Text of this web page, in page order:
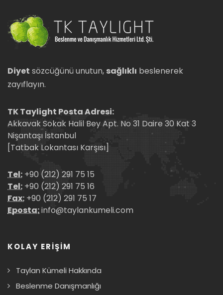
Diyet sözcüğünü unutun, sağlıklı beslenerek
zayıflayın.
TK Taylight Posta Adresi:
Akkavak Sokak Halil Bey Apt. No 31 Daire 30 Kat 3
Nişantaşı İstanbul
[Tatbak Lokantası Karşısı]
Tel: +90 (212) 291 75 15
Tel: +90 (212) 291 75 16
Fax: +90 (212) 291 75 17
Eposta:info@taylankumeli.com
KOLAY ERİŞİM
Taylan Kümeli Hakkında
Beslenme Danışmanlığı